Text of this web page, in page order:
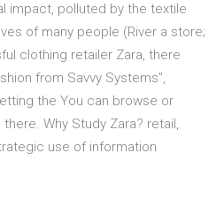
impact, polluted by the textile
of many people (River a store;
clothing retailer Zara, there
from Savvy Systems”,
the You can browse or
Why Study Zara? retail,
use of information